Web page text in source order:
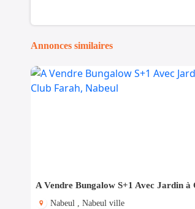
Annonces similaires
Nabeul , Nabeul ville